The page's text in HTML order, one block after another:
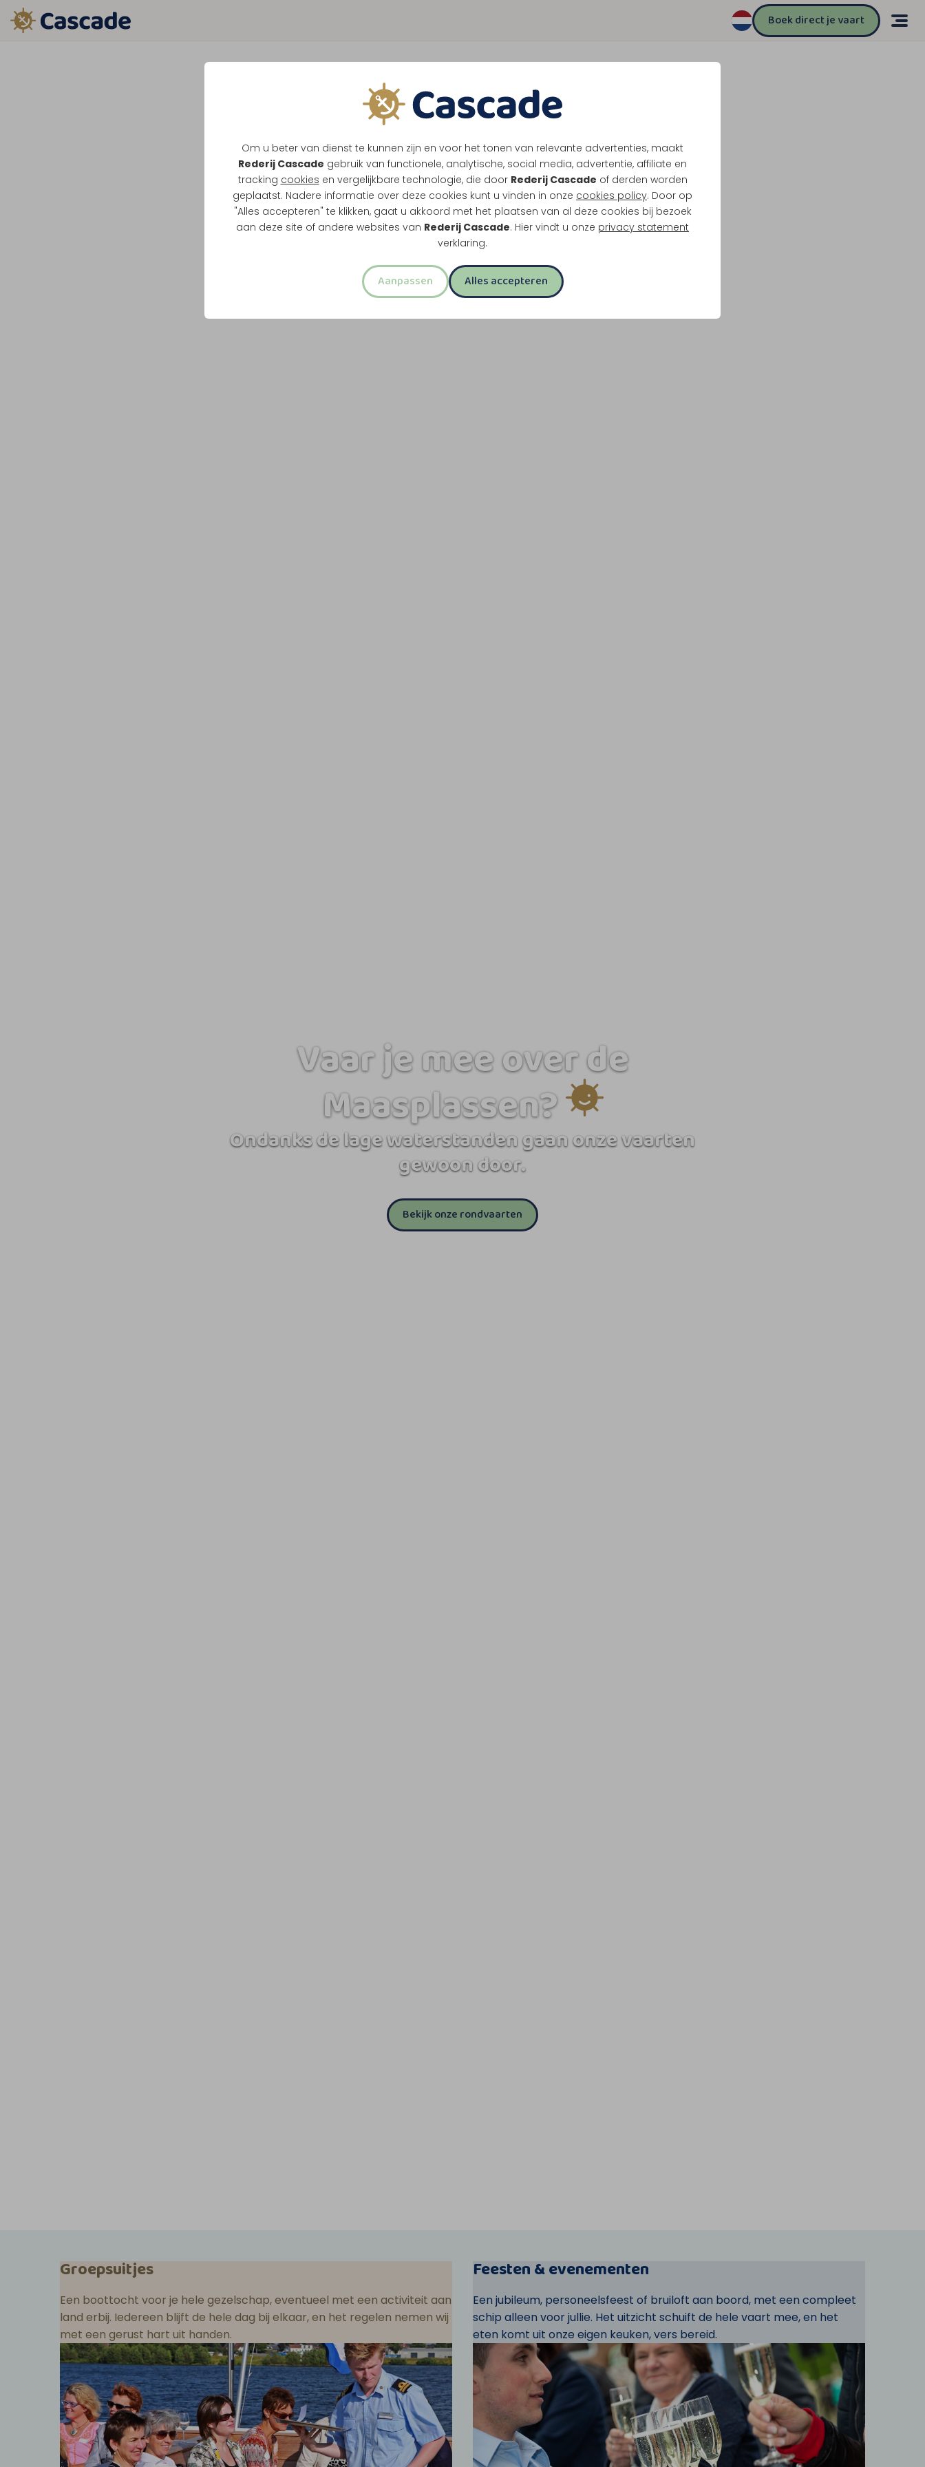
Om u beter van dienst te kunnen zijn en voor het tonen van relevante advertenties, maakt
Rederij Cascade gebruik van functionele, analytische, social media, advertentie, affiliate en
tracking cookies en vergelijkbare technologie, die door Rederij Cascade of derden worden
geplaatst. Nadere informatie over deze cookies kunt u vinden in onze cookies policy. Door op
"Alles accepteren" te klikken, gaat u akkoord met het plaatsen van al deze cookies bij bezoek
aan deze site of andere websites van Rederij Cascade. Hier vindt u onze privacy statement
verklaring.
Aanpassen Alles accepteren
Boek direct je vaart
Vaar je mee over de
Maasplassen?
Ondanks de lage waterstanden gaan onze vaarten
gewoon door.
Bekijk onze rondvaarten
Groepsuitjes
Een boottocht voor je hele gezelschap, eventueel met een activiteit aan
land erbij. Iedereen blijft de hele dag bij elkaar, en het regelen nemen wij
met een gerust hart uit handen.
Feesten & evenementen
Een jubileum, personeelsfeest of bruiloft aan boord, met een compleet
schip alleen voor jullie. Het uitzicht schuift de hele vaart mee, en het
eten komt uit onze eigen keuken, vers bereid.